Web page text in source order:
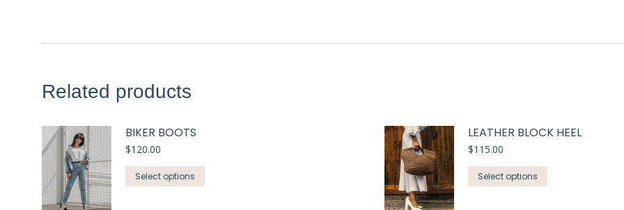
Related products
BIKER BOOTS
$120.00
Select options
LEATHER BLOCK HEEL
$115.00
Select options